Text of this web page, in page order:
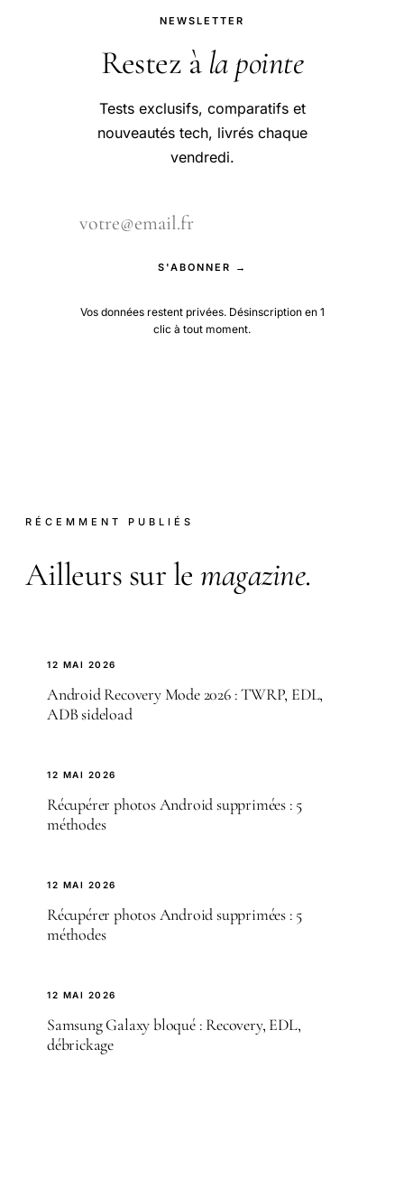
NEWSLETTER
Restez à la pointe
Tests exclusifs, comparatifs et
nouveautés tech, livrés chaque
vendredi.
S'ABONNER →
Vos données restent privées. Désinscription en 1
clic à tout moment.
RÉCEMMENT PUBLIÉS
Ailleurs sur le magazine.
12 MAI 2026
Android Recovery Mode 2026 : TWRP, EDL,
ADB sideload
12 MAI 2026
Récupérer photos Android supprimées : 5
méthodes
12 MAI 2026
Récupérer photos Android supprimées : 5
méthodes
12 MAI 2026
Samsung Galaxy bloqué : Recovery, EDL,
débrickage